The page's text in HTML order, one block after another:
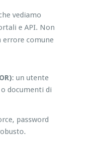
vediamo
e API. Non
errore comune
: un utente
documenti di
password